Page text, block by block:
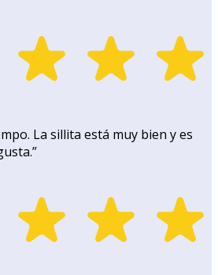
La sillita está muy bien y es
”